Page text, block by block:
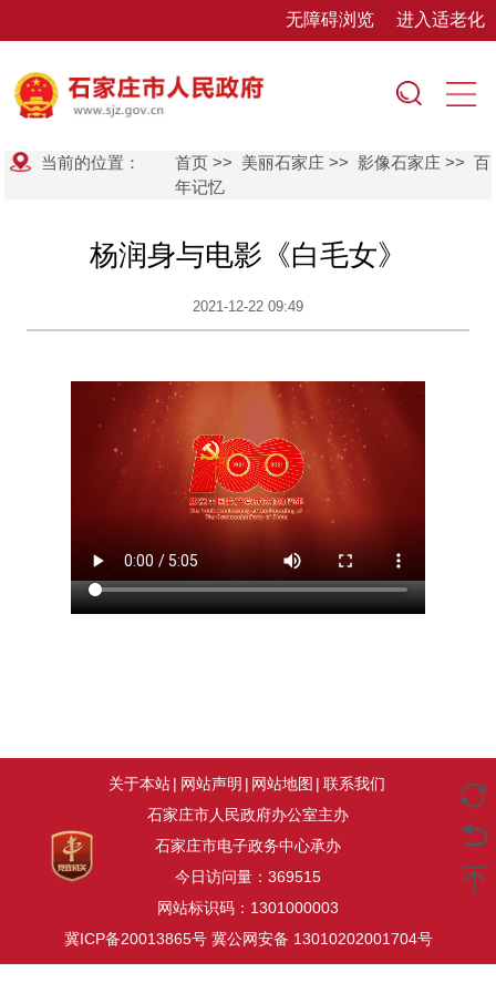
无障碍浏览 进入适老化
当前的位置： 首页 >> 美丽石家庄 >>影像石家庄 >>百
年记忆
杨润身与电影《白毛女》
2021-12-22 09:49
关于本站| 网站声明 | 网站地图 | 联系我们
石家庄市人民政府办公室主办
石家庄市电子政务中心承办
今日访问量： 369515
网站标识码：1301000003
冀ICP备20013865号 冀公网安备 13010202001704号